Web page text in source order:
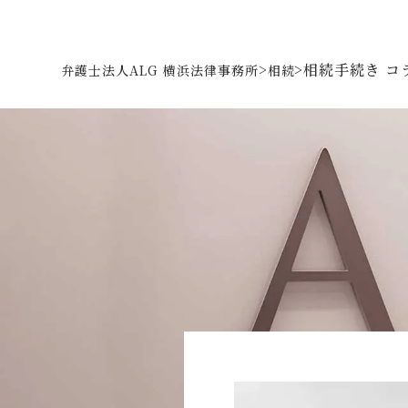
弁護士法人ALG 横浜法律事務所>相続>相続手続き コ